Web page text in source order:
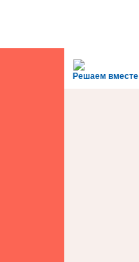
Решаем вместе